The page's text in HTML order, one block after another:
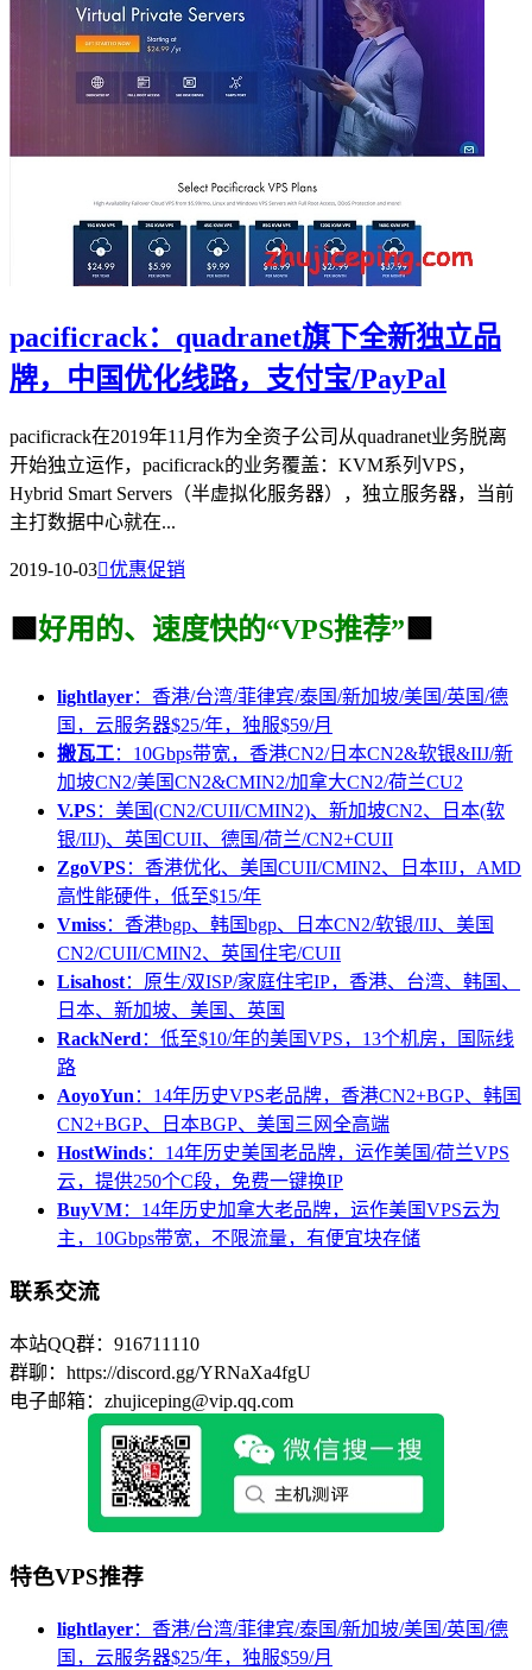
pacificrack：quadranet旗下全新独立品
牌，中国优化线路，支付宝/PayPal
pacificrack在2019年11月作为全资子公司从quadranet业务脱离
开始独立运作，pacificrack的业务覆盖：KVM系列VPS，
Hybrid Smart Servers（半虚拟化服务器），独立服务器，当前
主打数据中心就在...
2019-10-03优惠促销
🟩 好用的、速度快的“VPS推荐” 🟩
lightlayer：香港/台湾/菲律宾/泰国/新加坡/美国/英国/德
国，云服务器$25/年，独服$59/月
搬瓦工：10Gbps带宽，香港CN2/日本CN2&软银&IIJ/新
加坡CN2/美国CN2&CMIN2/加拿大CN2/荷兰CU2
V.PS：美国(CN2/CUII/CMIN2)、新加坡CN2、日本(软
银/IIJ)、英国CUII、德国/荷兰/CN2+CUII
ZgoVPS：香港优化、美国CUII/CMIN2、日本IIJ，AMD
高性能硬件，低至$15/年
Vmiss：香港bgp、韩国bgp、日本CN2/软银/IIJ、美国
CN2/CUII/CMIN2、英国住宅/CUII
Lisahost：原生/双ISP/家庭住宅IP，香港、台湾、韩国、
日本、新加坡、美国、英国
RackNerd ：低至$10/年的美国VPS，13个机房，国际线
路
AoyoYun ：14年历史VPS老品牌，香港CN2+BGP、韩国
CN2+BGP、日本BGP、美国三网全高端
HostWinds：14年历史美国老品牌，运作美国/荷兰VPS
云，提供250个C段，免费一键换IP
BuyVM：14年历史加拿大老品牌，运作美国VPS云为
主，10Gbps带宽，不限流量，有便宜块存储
联系交流
本站QQ群：916711110
群聊：https://discord.gg/YRNaXa4fgU
电子邮箱：zhujiceping@vip.qq.com
特色VPS推荐
lightlayer：香港/台湾/菲律宾/泰国/新加坡/美国/英国/德
国，云服务器$25/年，独服$59/月